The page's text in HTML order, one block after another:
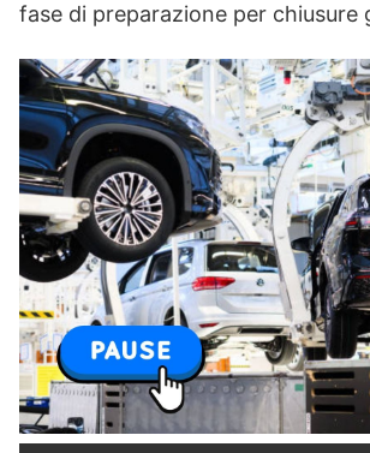
fase di preparazione per chiusure